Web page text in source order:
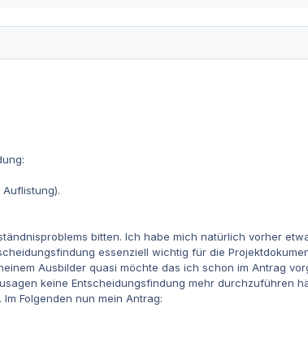
bitten. Ich habe mich natürlich vorher
essenziell wichtig für die
Ausbilder quasi möchte das ich schon im Antrag
keine Entscheidungsfindung mehr durchzuführen
Folgenden nun mein Antrag: